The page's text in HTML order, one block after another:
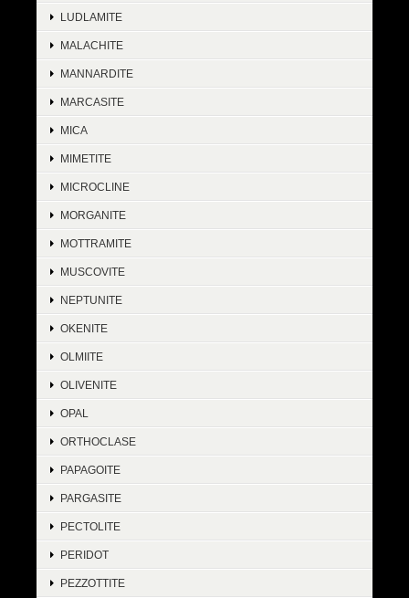
LUDLAMITE
MALACHITE
MANNARDITE
MARCASITE
MICA
MIMETITE
MICROCLINE
MORGANITE
MOTTRAMITE
MUSCOVITE
NEPTUNITE
OKENITE
OLMIITE
OLIVENITE
OPAL
ORTHOCLASE
PAPAGOITE
PARGASITE
PECTOLITE
PERIDOT
PEZZOTTITE